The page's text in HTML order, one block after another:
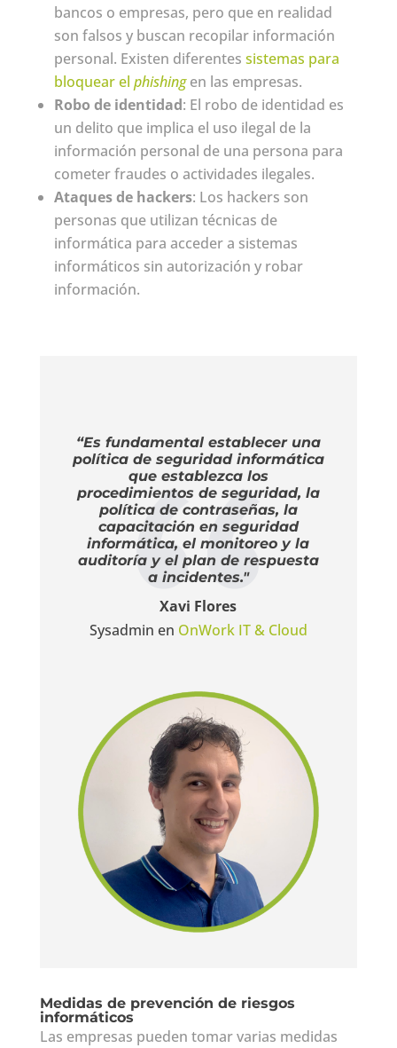
bancos o empresas, pero que en realidad
son falsos y buscan recopilar información
personal. Existen diferentes sistemas para
bloquear el phishingen las empresas.
Robo de identidad: El robo de identidad es
un delito que implica el uso ilegal de la
información personal de una persona para
cometer fraudes o actividades ilegales.
Ataques de hackers: Los hackers son
personas que utilizan técnicas de
informática para acceder a sistemas
informáticos sin autorización y robar
información.
“Es fundamental establecer una
política de seguridad informática
que establezca los
procedimientos de seguridad, la
política de contraseñas, la
capacitación en seguridad
informática, el monitoreo y la
auditoría y el plan de respuesta
a incidentes."
Xavi Flores
Sysadmin en OnWork IT & Cloud
Medidas de prevención de riesgos
informáticos
Las empresas pueden tomar varias medidas